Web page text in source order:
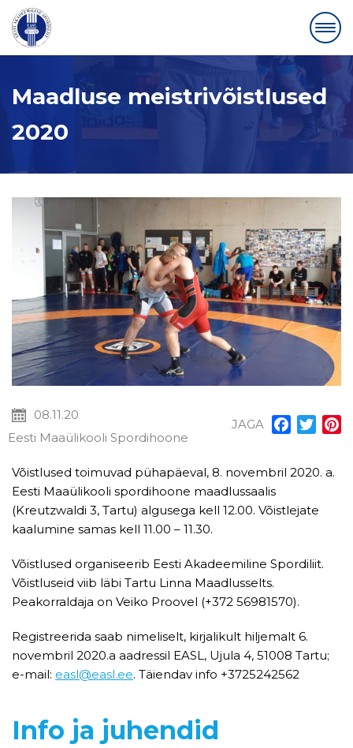
Maadluse meistrivõistlused
2020
08.11.20
Eesti Maaülikooli Spordihoone
JAGA Facebook
Võistlused toimuvad pühapäeval, 8. novembril 2020. a.
Eesti Maaülikooli spordihoone maadlussaalis
(Kreutzwaldi 3, Tartu) algusega kell 12.00. Võistlejate
kaalumine samas kell 11.00 – 11.30.
Võistlused organiseerib Eesti Akadeemiline Spordiliit.
Võistluseid viib läbi Tartu Linna Maadlusselts.
Peakorraldaja on Veiko Proovel (+372 56981570).
Registreerida saab nimeliselt, kirjalikult hiljemalt 6.
novembril 2020.a aadressil EASL, Ujula 4, 51008 Tartu;
e-mail: easl@easl.ee. Täiendav info +3725242562
Info ja juhendid